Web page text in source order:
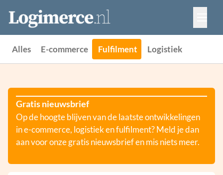
Vacatures
Events
Alles E-commerce Fulfilment Logistiek
Gratis nieuwsbrief
Op de hoogte blijven van de laatste ontwikkelingen
in e-commerce, logistiek en fulfilment? Meld je dan
aan voor onze gratis nieuwsbrief en mis niets meer.